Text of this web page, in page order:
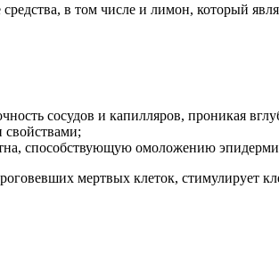
в том числе и лимон, который
сосудов и капилляров, проникая
способствующую омоложению
мертвых клеток, стимулирует